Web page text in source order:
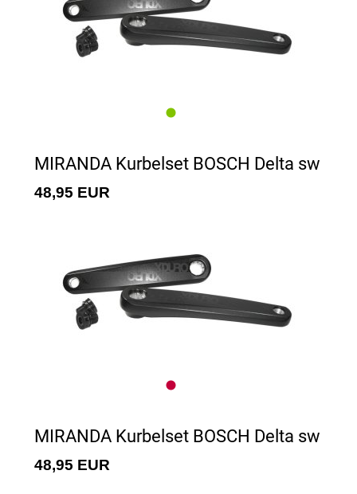
MIRANDA Kurbelset BOSCH Delta sw
48,95 EUR
MIRANDA Kurbelset BOSCH Delta sw
48,95 EUR